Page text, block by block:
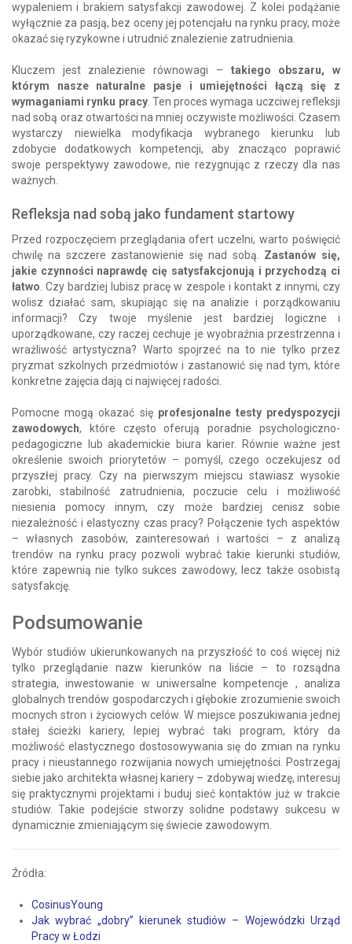
wypaleniem i brakiem satysfakcji zawodowej. Z kolei podążanie
wyłącznie za pasją, bez oceny jej potencjału na rynku pracy, może
okazać się ryzykowne i utrudnić znalezienie zatrudnienia.
Kluczem jest znalezienie równowagi – takiego obszaru, w
którym nasze naturalne pasje i umiejętności łączą się z
wymaganiami rynku pracy. Ten proces wymaga uczciwej refleksji
nad sobą oraz otwartości na mniej oczywiste możliwości. Czasem
wystarczy niewielka modyfikacja wybranego kierunku lub
zdobycie dodatkowych kompetencji, aby znacząco poprawić
swoje perspektywy zawodowe, nie rezygnując z rzeczy dla nas
ważnych.
Refleksja nad sobą jako fundament startowy
Przed rozpoczęciem przeglądania ofert uczelni, warto poświęcić
chwilę na szczere zastanowienie się nad sobą.
Zastanów się,
jakie czynności naprawdę cię satysfakcjonują i przychodzą ci
łatwo . Czy bardziej lubisz pracę w zespole i kontakt z innymi, czy
wolisz działać sam, skupiając się na analizie i porządkowaniu
informacji? Czy twoje myślenie jest bardziej logiczne i
uporządkowane, czy raczej cechuje je wyobraźnia przestrzenna i
wrażliwość artystyczna? Warto spojrzeć na to nie tylko przez
pryzmat szkolnych przedmiotów i zastanowić się nad tym, które
konkretne zajęcia dają ci najwięcej radości.
Pomocne mogą okazać się profesjonalne testy predyspozycji
zawodowych, które często oferują poradnie psychologiczno-
pedagogiczne lub akademickie biura karier. Równie ważne jest
określenie swoich priorytetów – pomyśl, czego oczekujesz od
przyszłej pracy. Czy na pierwszym miejscu stawiasz wysokie
zarobki, stabilność zatrudnienia, poczucie celu i możliwość
niesienia pomocy innym, czy może bardziej cenisz sobie
niezależność i elastyczny czas pracy? Połączenie tych aspektów
– własnych zasobów, zainteresowań i wartości – z analizą
trendów na rynku pracy pozwoli wybrać takie kierunki studiów,
które zapewnią nie tylko sukces zawodowy, lecz także osobistą
satysfakcję.
Podsumowanie
Wybór studiów ukierunkowanych na przyszłość to coś więcej niż
tylko przeglądanie nazw kierunków na liście – to rozsądna
strategia, inwestowanie w uniwersalne kompetencje , analiza
globalnych trendów gospodarczych i głębokie zrozumienie swoich
mocnych stron i życiowych celów. W miejsce poszukiwania jednej
stałej ścieżki kariery, lepiej wybrać taki program, który da
możliwość elastycznego dostosowywania się do zmian na rynku
pracy i nieustannego rozwijania nowych umiejętności. Postrzegaj
siebie jako architekta własnej kariery – zdobywaj wiedzę, interesuj
się praktycznymi projektami i buduj sieć kontaktów już w trakcie
studiów. Takie podejście stworzy solidne podstawy sukcesu w
dynamicznie zmieniającym się świecie zawodowym.
Źródła:
CosinusYoung
Jak wybrać „dobry” kierunek studiów – Wojewódzki Urząd
Pracy w Łodzi